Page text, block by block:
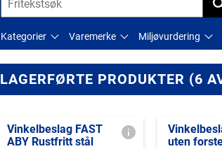
Kategorier Varemerke Miljøvurdering
LAGERFØRTE PRODUKTER (6
Vinkelbeslag FAST
ABY Rustfritt stål
uten